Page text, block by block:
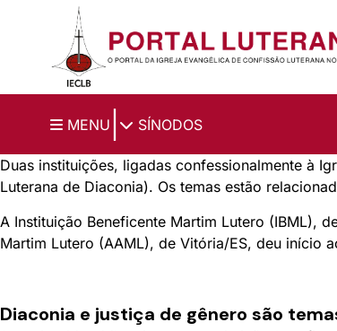
Ir para o conteúdo principal
MENU SÍNODOS
Duas instituições, ligadas confessionalmente à
Luterana de Diaconia). Os temas estão
A Instituição Beneficente Martim Lutero (IBML),
Martim Lutero (AAML), de Vitória/ES, deu início
Diaconia e justiça de gênero são